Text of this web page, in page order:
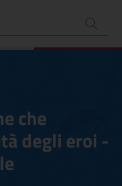
che
degli eroi -